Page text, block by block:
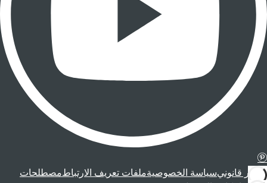
إشعار قانونيسياسة الخصوصيةملفات تعريف الارتباطمصطلحات